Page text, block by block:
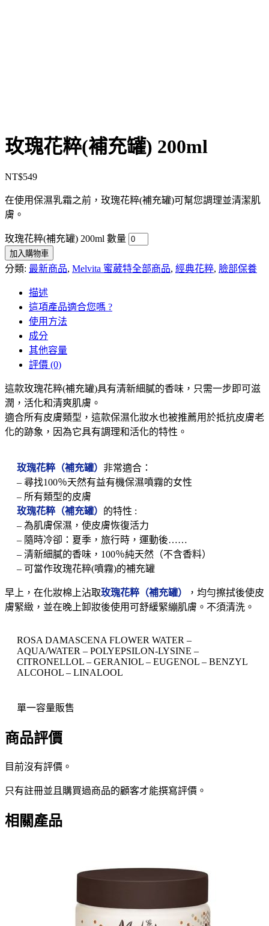
玫瑰花粹(補充罐) 200ml
NT$549
在使用保濕乳霜之前，玫瑰花粹(補充罐)可幫您調理並清潔肌
膚。
玫瑰花粹(補充罐) 200ml 數量
加入購物車
分類: 最新商品, Melvita 蜜葳特全部商品, 經典花粹, 臉部保養
描述
這項產品適合您嗎 ?
使用方法
成分
其他容量
評價 (0)
這款玫瑰花粹(補充罐)具有清新細膩的香味，只需一步即可滋
潤，活化和清爽肌膚。
適合所有皮膚類型，這款保濕化妝水也被推薦用於抵抗皮膚老
化的跡象，因為它具有調理和活化的特性。
玫瑰花粹（補充罐） 非常適合：
– 尋找100％天然有益有機保濕噴霧的女性
– 所有類型的皮膚
玫瑰花粹（補充罐） 的特性 :
– 為肌膚保濕，使皮膚恢復活力
– 隨時冷卻：夏季，旅行時，運動後……
– 清新細膩的香味，100％純天然（不含香料）
– 可當作玫瑰花粹(噴霧)的補充罐
早上，在化妝棉上沾取玫瑰花粹（補充罐）
，均勻擦拭後使皮
膚緊緻，並在晚上卸妝後使用可舒緩緊繃肌膚。不須清洗。
ROSA DAMASCENA FLOWER WATER –
AQUA/WATER – POLYEPSILON-LYSINE –
CITRONELLOL – GERANIOL – EUGENOL – BENZYL
ALCOHOL – LINALOOL
單一容量販售
商品評價
目前沒有評價。
只有註冊並且購買過商品的顧客才能撰寫評價。
相關產品